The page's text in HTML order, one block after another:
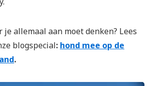
allemaal aan moet denken? Lees
blogspecial: hond mee op de
.